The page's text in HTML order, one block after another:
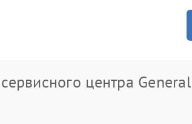
центра General